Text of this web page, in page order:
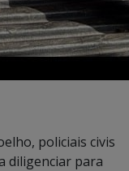
policiais civis
diligenciar para